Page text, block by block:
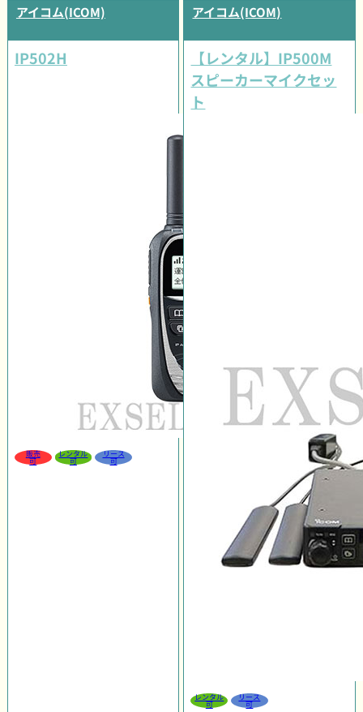
アイコム(ICOM)
IP502H
販売
可
レンタル
可
リース
可
アイコム(ICOM)
【レンタル】IP500M
スピーカーマイクセッ
ト
レンタル
可
リース
可